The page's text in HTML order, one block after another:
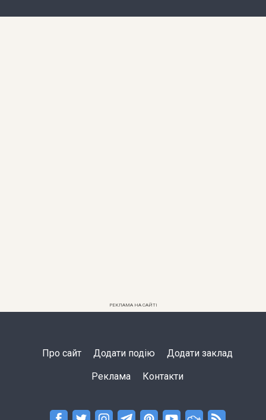
РЕКЛАМА НА САЙТІ
Про сайт Додати подію Додати заклад
Реклама Контакти